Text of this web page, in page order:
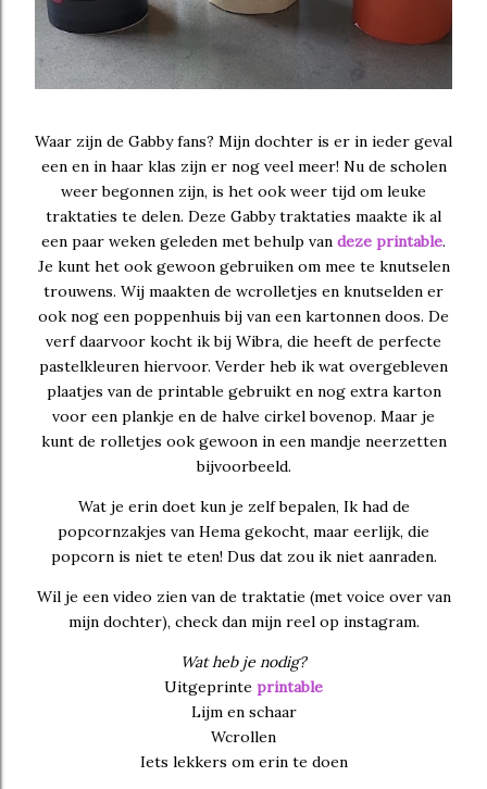
Waar zijn de Gabby fans? Mijn dochter is er in ieder geval
een en in haar klas zijn er nog veel meer! Nu de scholen
weer begonnen zijn, is het ook weer tijd om leuke
traktaties te delen. Deze Gabby traktaties maakte ik al
een paar weken geleden met behulp van deze printable.
Je kunt het ook gewoon gebruiken om mee te knutselen
trouwens. Wij maakten de wcrolletjes en knutselden er
ook nog een poppenhuis bij van een kartonnen doos. De
verf daarvoor kocht ik bij Wibra, die heeft de perfecte
pastelkleuren hiervoor. Verder heb ik wat overgebleven
plaatjes van de printable gebruikt en nog extra karton
voor een plankje en de halve cirkel bovenop. Maar je
kunt de rolletjes ook gewoon in een mandje neerzetten
bijvoorbeeld.
Wat je erin doet kun je zelf bepalen, Ik had de
popcornzakjes van Hema gekocht, maar eerlijk, die
popcorn is niet te eten! Dus dat zou ik niet aanraden.
Wil je een video zien van de traktatie (met voice over van
mijn dochter), check dan mijn reel op instagram.
Wat heb je nodig?
Uitgeprinte printable
Lijm en schaar
Wcrollen
Iets lekkers om erin te doen